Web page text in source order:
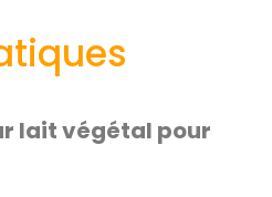
lait végétal pour